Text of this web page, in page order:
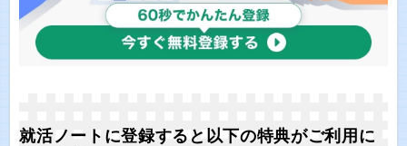
就活ノートに登録すると以下の特典がご利用に